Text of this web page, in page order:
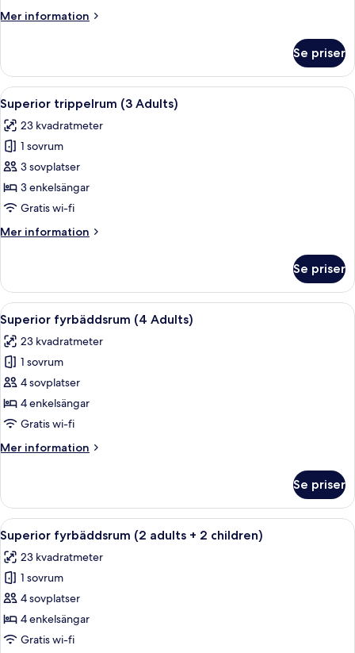
person
Mer information
Mer
dubbelrum
för
1
person
(1
Adult)
Se priser
Öppna
alla
foton
för
Superior
trippelrum
(3
Ett hotellrum med två sängar, ett
7
Superior trippelrum (3 Adults)
23 kvadratmeter
1 sovrum
3 sovplatser
3 enkelsängar
Gratis wi-fi
Mer information
Mer
trippelrum
(3
Adults)
Se priser
Öppna
alla
foton
för
Superior
fyrbäddsrum
(4
Ett hotellrum med två sängar, ett
12
Superior fyrbäddsrum (4 Adults)
23 kvadratmeter
1 sovrum
4 sovplatser
4 enkelsängar
Gratis wi-fi
Mer information
Mer
fyrbäddsrum
(4
Adults)
Se priser
Öppna
alla
foton
för
Superior
fyrbäddsrum
(2
Ett hotellrum med två sängar, ett
12
Superior fyrbäddsrum (2 adults + 2 children)
23 kvadratmeter
1 sovrum
4 sovplatser
4 enkelsängar
Gratis wi-fi